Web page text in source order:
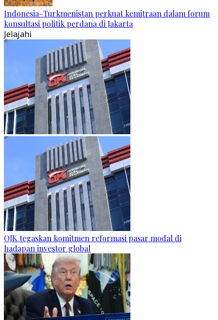
Indonesia–Turkmenistan perkuat kemitraan dalam forum
konsultasi politik perdana di Jakarta
Jelajahi
OJK tegaskan komitmen reformasi pasar modal di
hadapan investor global